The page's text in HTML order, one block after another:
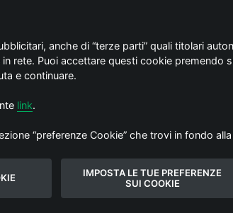
anche di “terze parti” quali titolari
rete. Puoi accettare questi cookie premendo
e continuare.
link.
“preferenze Cookie” che trovi in fondo
IMPOSTA LE TUE PREFERENZE
SUI COOKIE